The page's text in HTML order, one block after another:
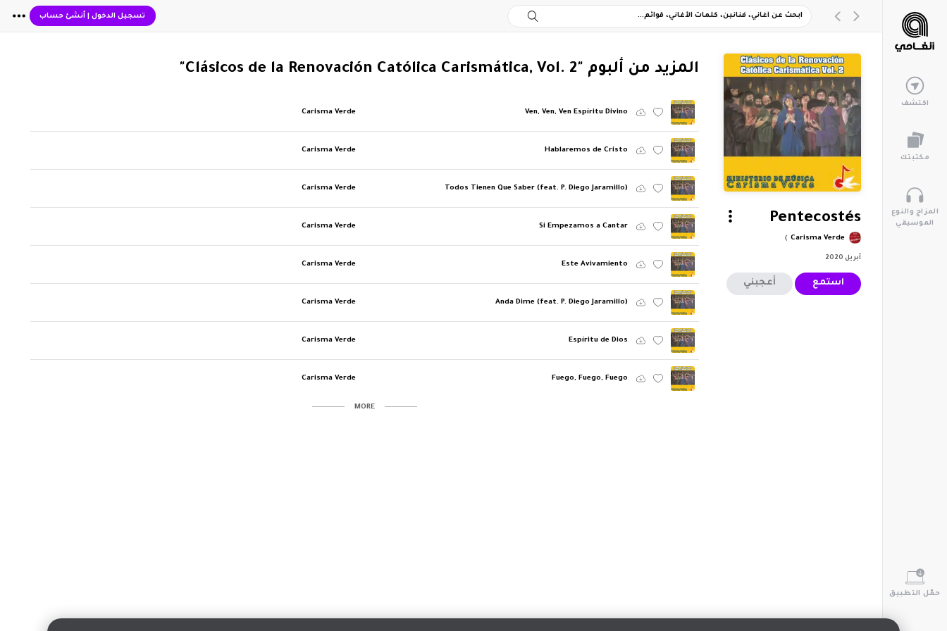
تسجيل الدخول| أنشئ حساب
اكتشف
مكتبتك
المزاج والنوع
الموسيقي
حمّل التطبيق
Pentecostés
Carisma Verde
أبريل 2020
استمع أعجبني
‏المزيد من ألبوم "Clásicos de la Renovación Católica Carismática, Vol. 2"
Ven, Ven, Ven Espíritu Divino
Carisma Verde
Hablaremos de Cristo
Carisma Verde
Todos Tienen Que Saber (feat. P. Diego Jaramillo)
Carisma Verde
Si Empezamos a Cantar
Carisma Verde
Este Avivamiento
Carisma Verde
Anda Dime (feat. P. Diego Jaramillo)
Carisma Verde
Espíritu de Dios
Carisma Verde
Fuego, Fuego, Fuego
Carisma Verde
MORE